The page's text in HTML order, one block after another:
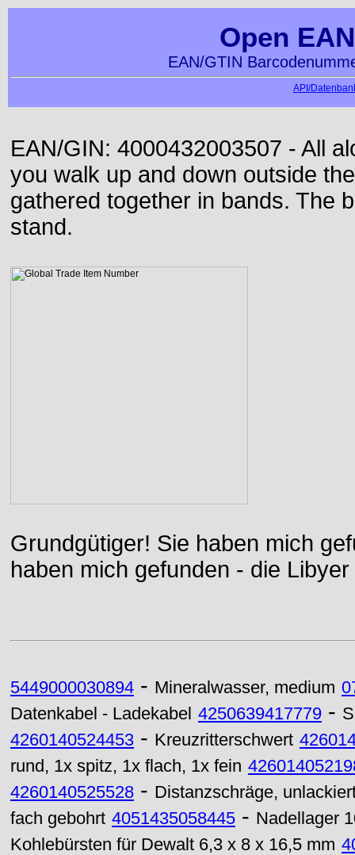
Open
EAN/GTIN
API/
EAN/GIN: 4000432003507 - All
you walk up and down outside
gathered together in bands. The
stand.
Grundgütiger! Sie haben mich
haben mich gefunden - die
5449000030894 - Mineralwasser, medium
Datenkabel - Ladekabel 4250639417779 -
4260140524453 - Kreuzritterschwert
rund, 1x spitz, 1x flach, 1x fein
4260140525528 - Distanzschräge,
fach gebohrt 4051435058445 - Nadellager
Kohlebürsten für Dewalt 6,3 x 8 x 16,5 mm